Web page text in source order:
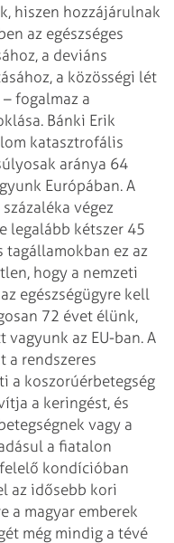
hiszen hozzájárulnak
az egészséges
a deviáns
a közösségi lét
fogalmaz a
Bánki Erik
katasztrofális
aránya 64
Európában. A
végez
legalább kétszer 45
tagállamokban ez az
hogy a nemzeti
egészségügyre kell
72 évet élünk,
az EU-ban. A
a rendszeres
a koszorúérbetegség
a keringést, és
vagy a
a fiatalon
kondícióban
az idősebb kori
a magyar emberek
még mindig a tévé